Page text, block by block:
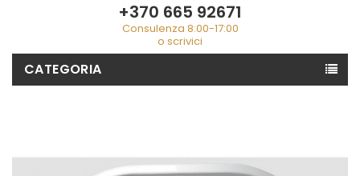
+370 665 92671
Consulenza 8:00-17:00
o scrivici
CATEGORIA